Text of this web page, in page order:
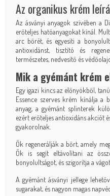
Az organikus krém
Az ásványi anyagok szívében a
erőteljes hatóanyagokat kínál.
arc bőrét, és egyesíti a
antioxidánst, tisztító és
természetes, nedvesítő és
Mik a gyémánt krém
Egy igazi kincs az előnyökből,
Essence szerves krém kínálja a
anyag, a gyémánt splinterek
ezért erőteljes antioxidáns akciót
gyakorolnak.
Ők regenerálják a bőrt, amely
Ők is segít eltávolítani az
bonyolultságot, és szigorítja a
A gyémánt ásványi jellege
sugarakat, és nagyon magas